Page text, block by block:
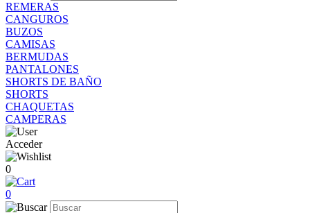
REMERAS
CANGUROS
BUZOS
CAMISAS
BERMUDAS
PANTALONES
SHORTS DE BAÑO
SHORTS
CHAQUETAS
CAMPERAS
Acceder
0
0